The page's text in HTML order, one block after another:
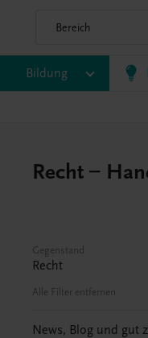
Bildung
BASOP BRP BS
Recht –
Gegenstand
Recht
Alle Filter entfernen
News, Blog und gut